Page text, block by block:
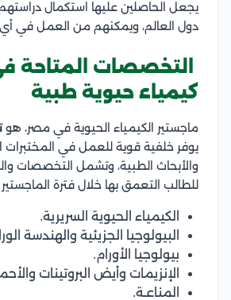
يجعل الحاصلين عليها استكمال
دول العالم، ويمكنهم من العمل في أي
التخصصات المتاحة
كيمياء حيوية طبية
ماجستير الكيمياء الحيوية في مصر، هو
يوفر خلفية قوية للعمل في المختبرات
والأبحاث الطبية، وتشمل التخصصات
للطالب التعمق بها خلال فترة
الكيمياء الحيوية السريرية.
البيولوجيا الجزيئية والهندسة
بيولوجيا الأورام.
الإنزيمات وأيض البروتينات
المناعـة.